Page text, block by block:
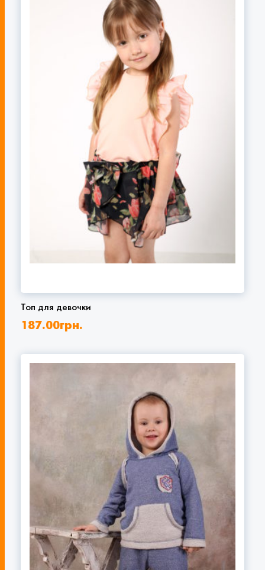
Топ для девочки
187.00грн.